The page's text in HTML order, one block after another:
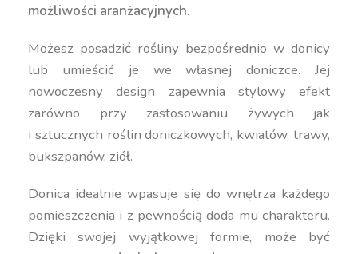
możliwości aranżacyjnych.
Możesz posadzić rośliny bezpośrednio w donicy
lub umieścić je we własnej doniczce. Jej
nowoczesny design zapewnia stylowy efekt
zarówno przy zastosowaniu żywych jak
i sztucznych roślin doniczkowych, kwiatów, trawy,
bukszpanów, ziół.
Donica idealnie wpasuje się do wnętrza każdego
pomieszczenia i z pewnością doda mu charakteru.
Dzięki swojej wyjątkowej formie, może być